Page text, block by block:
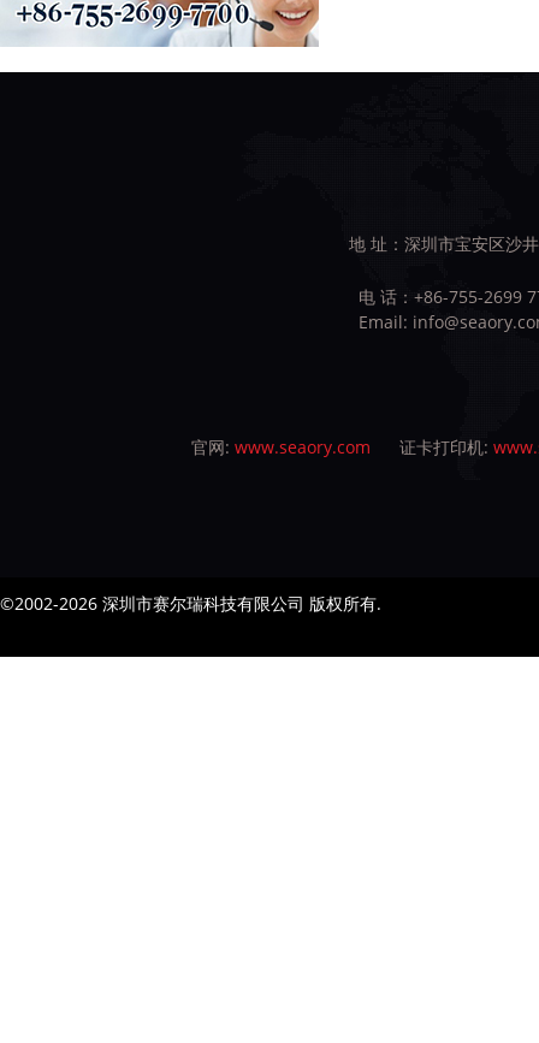
地 址：深圳市宝安区沙
电 话：+86-755-2699
Email:
官网: www.seaory.com 证卡打印机:
©2002-2026 深圳市赛尔瑞科技有限公司 版权所有.